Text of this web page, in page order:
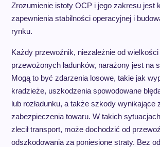
Zrozumienie istoty OCP i jego zakresu jest
zapewnienia stabilności operacyjnej i
rynku.
Każdy przewoźnik, niezależnie od
przewożonych ładunków, narażony jest na
Mogą to być zdarzenia losowe, takie jak
kradzieże, uszkodzenia spowodowane
lub rozładunku, a także szkody wynikające
zabezpieczenia towaru. W takich
zlecił transport, może dochodzić od
odszkodowania za poniesione straty. Bez